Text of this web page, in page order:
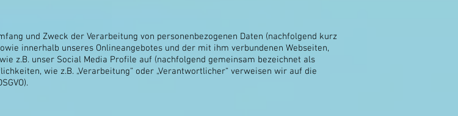
und Zweck der Verarbeitung von personenbezogenen Daten (nachfolgend kurz
innerhalb unseres Onlineangebotes und der mit ihm verbundenen Webseiten,
z.B. unser Social Media Profile auf (nachfolgend gemeinsam bezeichnet als
wie z.B. „Verarbeitung“ oder „Verantwortlicher“ verweisen wir auf die